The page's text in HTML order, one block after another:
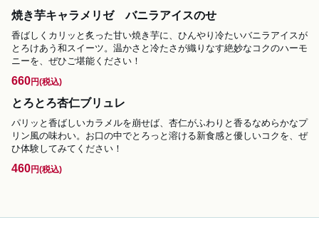
焼き芋キャラメリゼ バニラアイスのせ
香ばしくカリッと炙った甘い焼き芋に、ひんやり冷たいバニラアイスが
とろけあう和スイーツ。温かさと冷たさが織りなす絶妙なコクのハーモ
ニーを、ぜひご堪能ください！
660円(税込)
とろとろ杏仁ブリュレ
パリッと香ばしいカラメルを崩せば、杏仁がふわりと香るなめらかなプ
リン風の味わい。お口の中でとろっと溶ける新食感と優しいコクを、ぜ
ひ体験してみてください！
460円(税込)